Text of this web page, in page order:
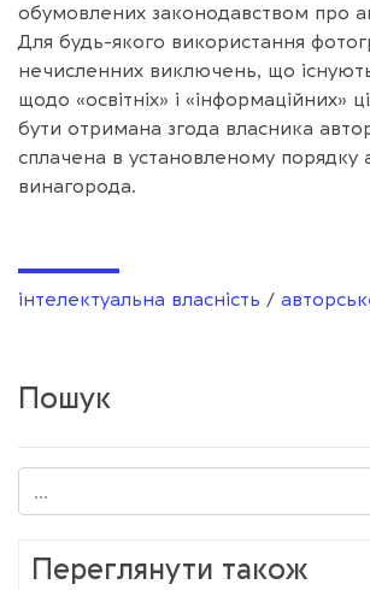
обумовлених законодавством про
Для будь-якого використання
нечисленних виключень, що
щодо «освітніх» і «інформаційних»
бути отримана згода власника
сплачена в установленому порядку
винагорода.
інтелектуальна власність /
Пошук
Переглянути також